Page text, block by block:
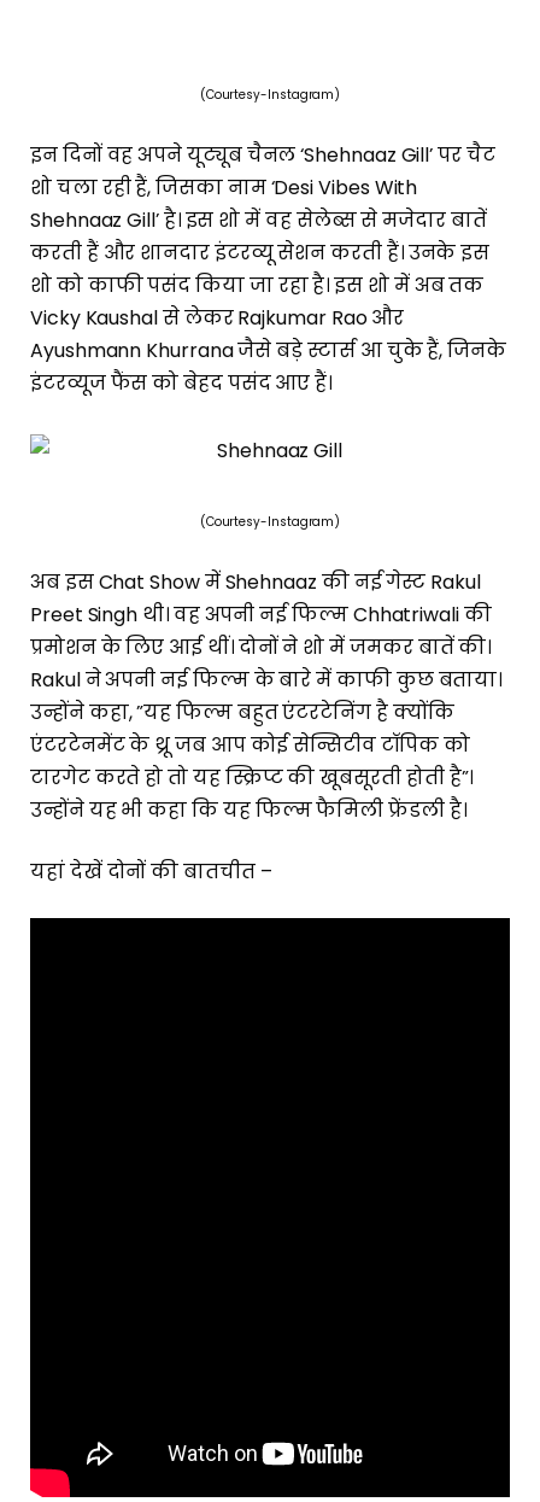
(Courtesy-Instagram)
इन दिनों वह अपने यूट्यूब चैनल ‘Shehnaaz Gill’ पर चैट
शो चला रही हैं, जिसका नाम ‘Desi Vibes With
Shehnaaz Gill’ है। इस शो में वह सेलेब्स से मजेदार बातें
करती हैं और शानदार इंटरव्यू सेशन करती हैं। उनके इस
शो को काफी पसंद किया जा रहा है। इस शो में अब तक
Vicky Kaushal से लेकर Rajkumar Rao और
Ayushmann Khurrana जैसे बड़े स्टार्स आ चुके हैं, जिनके
इंटरव्यूज फैंस को बेहद पसंद आए हैं।
(Courtesy-Instagram)
अब इस Chat Show में Shehnaaz की नई गेस्ट Rakul
Preet Singh थी। वह अपनी नई फिल्म Chhatriwali की
प्रमोशन के लिए आई थीं। दोनों ने शो में जमकर बातें की।
Rakul ने अपनी नई फिल्म के बारे में काफी कुछ बताया।
उन्होंने कहा, ”यह फिल्म बहुत एंटरटेनिंग है क्योंकि
एंटरटेनमेंट के थ्रू जब आप कोई सेन्सिटीव टॉपिक को
टारगेट करते हो तो यह स्क्रिप्ट की खूबसूरती होती है”।
उन्होंने यह भी कहा कि यह फिल्म फैमिली फ्रेंडली है।
यहां देखें दोनों की बातचीत –